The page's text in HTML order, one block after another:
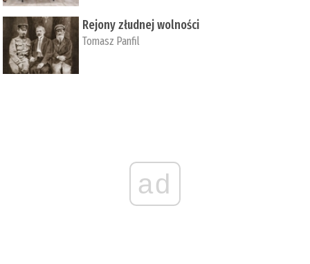
Rejony złudnej wolności
Tomasz Panfil
ad